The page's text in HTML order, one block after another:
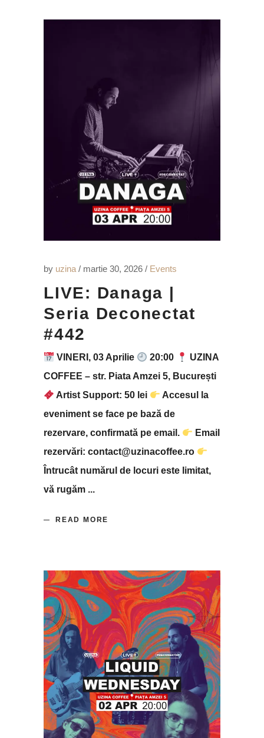
by uzina martie 30, 2026 Events
LIVE: Danaga |
Seria Deconectat
#442
VINERI, 03 Aprilie 20:00
UZINA
COFFEE – str. Piata Amzei 5, București
Artist Support: 50 lei
Accesul la
eveniment se face pe bază de
rezervare, confirmată pe email.
Email
rezervări: contact@uzinacoffee.ro
Întrucât numărul de locuri este limitat,
vă rugăm
READ MORE